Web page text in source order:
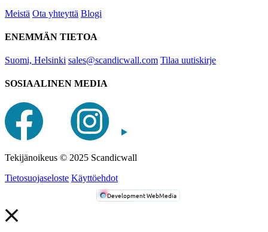
Meistä Ota yhteyttä Blogi
ENEMMÄN TIETOA
Suomi, Helsinki sales@scandicwall.com Tilaa uutiskirje
SOSIAALINEN MEDIA
Tekijänoikeus © 2025 Scandicwall
Tietosuojaseloste Käyttöehdot
Development WebMedia